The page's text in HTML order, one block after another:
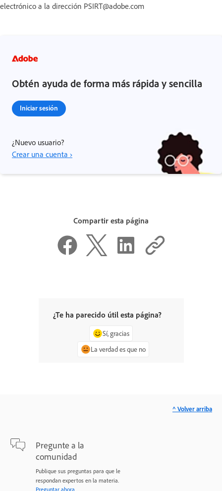
electrónico a la dirección PSIRT@adobe.com
Obtén ayuda de forma más rápida y sencilla
Iniciar sesión
¿Nuevo usuario?
Crear una cuenta ›
Compartir esta página
¿Te ha parecido útil esta página?
Sí, gracias
La verdad es que no
Pregunte a la
comunidad
Publique sus preguntas para que le
respondan expertos en la materia.
Preguntar ahora
^ Volver arriba